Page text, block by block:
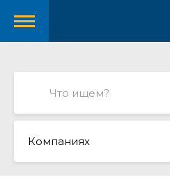
Компаниях